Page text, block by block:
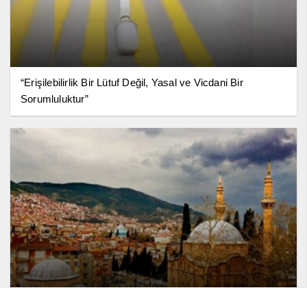
“Erişilebilirlik Bir Lütuf Değil, Yasal ve Vicdani Bir
Sorumluluktur”